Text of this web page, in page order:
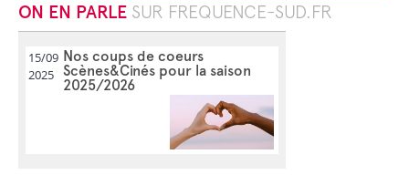
ON EN PARLE SUR FREQUENCE-SUD.FR
15/09
2025
Nos coups de coeurs
Scènes&Cinés pour la saison
2025/2026